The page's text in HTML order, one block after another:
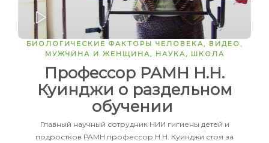
ЗАПУСТИТЬ
БИОЛОГИЧЕСКИЕ ФАКТОРЫ ЧЕЛОВЕКА, ВИДЕО,
МУЖЧИНА И ЖЕНЩИНА, НАУКА, ШКОЛА
Профессор РАМН Н.Н.
Куинджи о раздельном
обучении
Главный научный сотрудник НИИ гигиены детей и
подростков РАМН профессор Н.Н. Куинджи стоя за